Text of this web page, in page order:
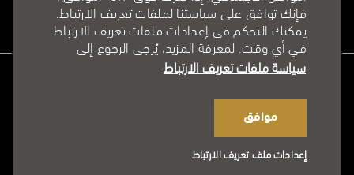
الاتحاد أرينا @ 2025. جميع الحقوق محفوظة.
الشروط والأحكام
فإنك توافق على سياستنا لملفات تعريف الارتباط.
يمكنك التحكم في إعدادات ملفات تعريف الارتباط
في أي وقت. لمعرفة المزيد، يُرجى الرجوع إلى
سياسة ملفات تعريف الارتباط
إعدادات ملف تعريف الارتباط
موافق